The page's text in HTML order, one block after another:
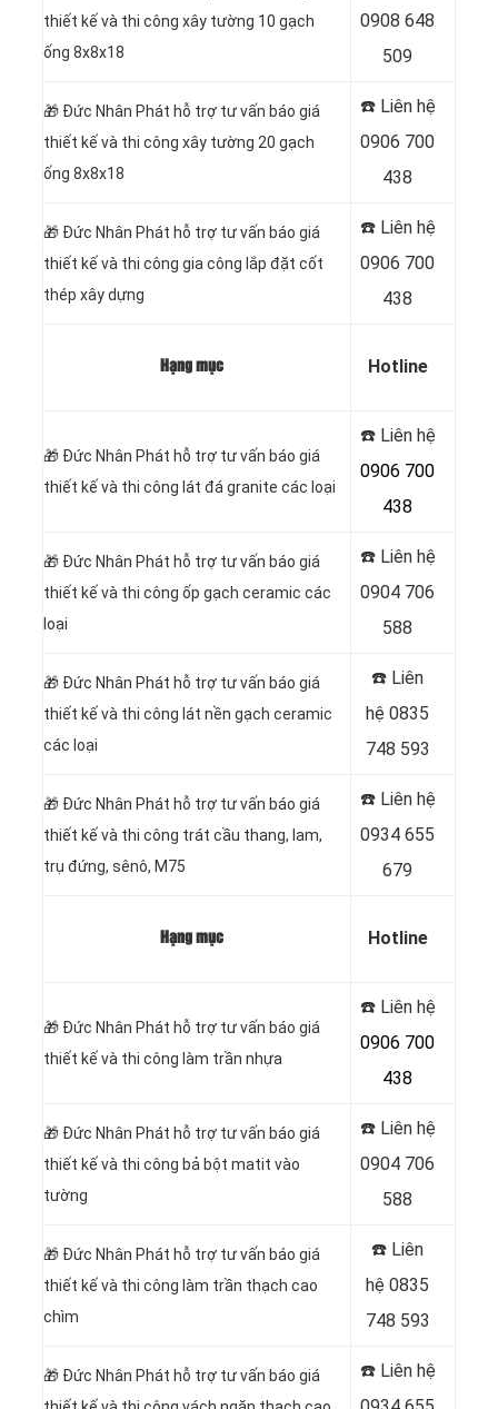
thiết kế và thi công xây tường 10 gạch
ống 8x8x18
0908 648
509
🎁 Đức Nhân Phát hỗ trợ tư vấn báo giá
thiết kế và thi công xây tường 20 gạch
ống 8x8x18
☎️ Liên hệ
0906 700
438
🎁 Đức Nhân Phát hỗ trợ tư vấn báo giá
thiết kế và thi công gia công lắp đặt cốt
thép xây dựng
☎️ Liên hệ
0906 700
438
Hạng mục Hotline
🎁 Đức Nhân Phát hỗ trợ tư vấn báo giá
thiết kế và thi công lát đá granite các loại
☎️ Liên hệ
0906 700
438
🎁 Đức Nhân Phát hỗ trợ tư vấn báo giá
thiết kế và thi công ốp gạch ceramic các
loại
☎️ Liên hệ
0904 706
588
🎁 Đức Nhân Phát hỗ trợ tư vấn báo giá
thiết kế và thi công lát nền gạch ceramic
các loại
☎️ Liên
hệ 0835
748 593
🎁 Đức Nhân Phát hỗ trợ tư vấn báo giá
thiết kế và thi công trát cầu thang, lam,
trụ đứng, sênô, M75
☎️ Liên hệ
0934 655
679
Hạng mục Hotline
🎁 Đức Nhân Phát hỗ trợ tư vấn báo giá
thiết kế và thi công làm trần nhựa
☎️ Liên hệ
0906 700
438
🎁 Đức Nhân Phát hỗ trợ tư vấn báo giá
thiết kế và thi công bả bột matit vào
tường
☎️ Liên hệ
0904 706
588
🎁 Đức Nhân Phát hỗ trợ tư vấn báo giá
thiết kế và thi công làm trần thạch cao
chìm
☎️ Liên
hệ 0835
748 593
🎁 Đức Nhân Phát hỗ trợ tư vấn báo giá
☎️ Liên hệ